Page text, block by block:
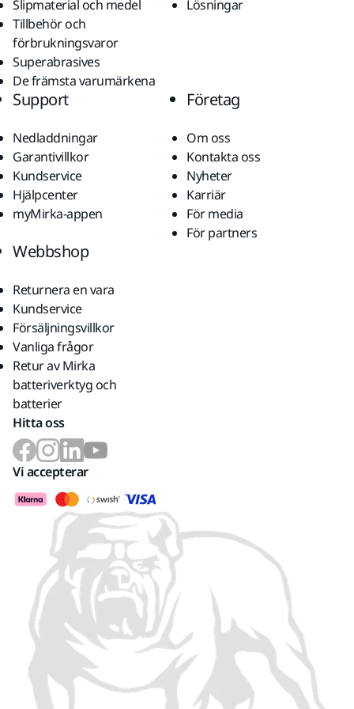
Slipmaterial och medel
Tillbehör och
förbrukningsvaror
Superabrasives
De främsta varumärkena
Lösningar
Support
Nedladdningar
Garantivillkor
Kundservice
Hjälpcenter
myMirka-appen
Företag
Om oss
Kontakta oss
Nyheter
Karriär
För media
För partners
Webbshop
Returnera en vara
Kundservice
Försäljningsvillkor
Vanliga frågor
Retur av Mirka
batteriverktyg och
batterier
Hitta oss
Vi accepterar